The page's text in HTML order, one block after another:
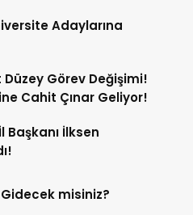
Adaylarına
Düzey Görev Değişimi!
Cahit Çınar Geliyor!
Başkanı İlksen
misiniz?